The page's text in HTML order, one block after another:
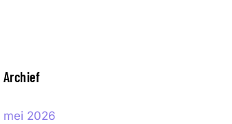
Archief
mei 2026